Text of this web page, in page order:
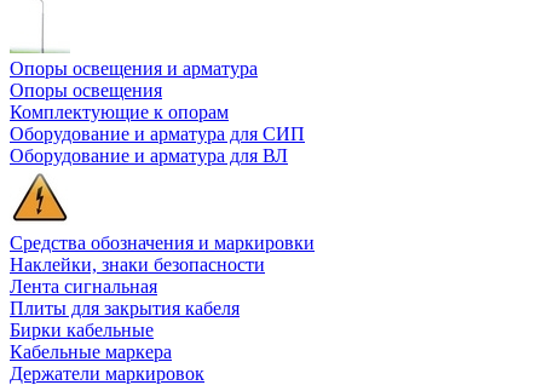
Опоры освещения и арматура
Опоры освещения
Комплектующие к опорам
Оборудование и арматура для СИП
Оборудование и арматура для ВЛ
Средства обозначения и маркировки
Наклейки, знаки безопасности
Лента сигнальная
Плиты для закрытия кабеля
Бирки кабельные
Кабельные маркера
Держатели маркировок